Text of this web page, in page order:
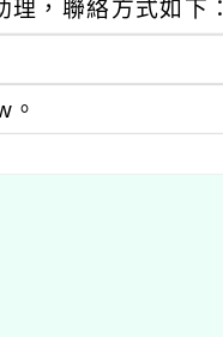
，聯絡方式如下：